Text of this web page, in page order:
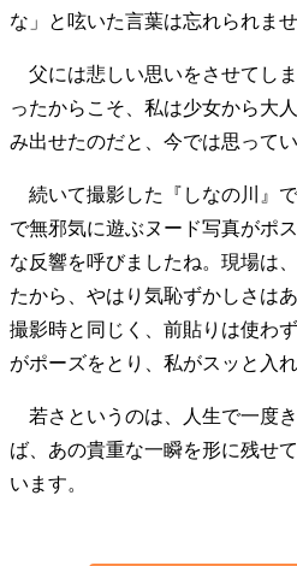
な」と呟いた言葉は忘れられませ
父には悲しい思いをさせてし
ったからこそ、私は少女から大
み出せたのだと、今では思ってい
続いて撮影した『しなの川』
で無邪気に遊ぶヌード写真がポ
な反響を呼びましたね。現場は
たから、やはり気恥ずかしさは
撮影時と同じく、前貼りは使わ
がポーズをとり、私がスッと入
若さというのは、人生で一度
ば、あの貴重な一瞬を形に残せ
います。